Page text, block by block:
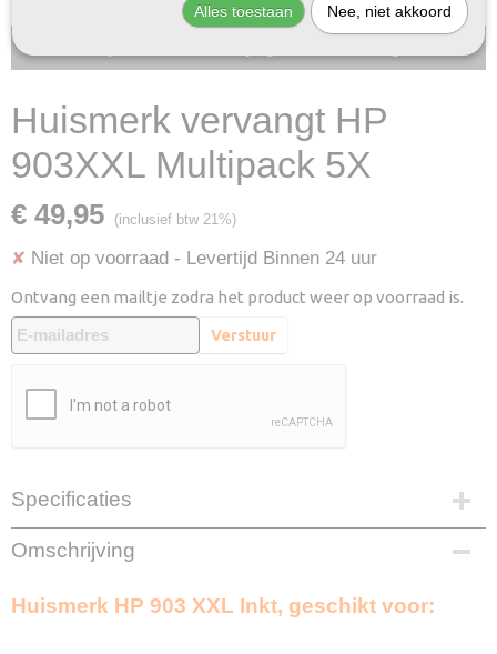
Huismerk vervangt HP
903XXL Multipack 5X
€ 49,95 (inclusief btw 21%)
✘ Niet op voorraad - Levertijd Binnen 24 uur
Ontvang een mailtje zodra het product weer op voorraad is.
Verstuur
Specificaties
EAN code
8720874660224
2X 30ml
Omschrijving
Huismerk HP 903 XXL Inkt, geschikt voor:
Alles toestaan Nee, niet akkoord